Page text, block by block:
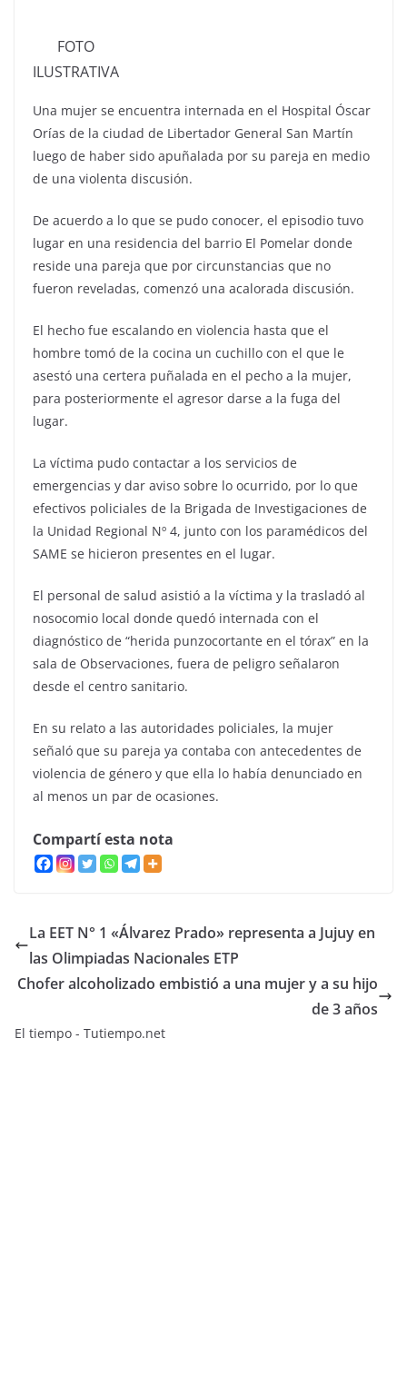
FOTO
ILUSTRATIVA
Una mujer se encuentra internada en el Hospital Óscar
Orías de la ciudad de Libertador General San Martín
luego de haber sido apuñalada por su pareja en medio
de una violenta discusión.
De acuerdo a lo que se pudo conocer, el episodio tuvo
lugar en una residencia del barrio El Pomelar donde
reside una pareja que por circunstancias que no
fueron reveladas, comenzó una acalorada discusión.
El hecho fue escalando en violencia hasta que el
hombre tomó de la cocina un cuchillo con el que le
asestó una certera puñalada en el pecho a la mujer,
para posteriormente el agresor darse a la fuga del
lugar.
La víctima pudo contactar a los servicios de
emergencias y dar aviso sobre lo ocurrido, por lo que
efectivos policiales de la Brigada de Investigaciones de
la Unidad Regional Nº 4, junto con los paramédicos del
SAME se hicieron presentes en el lugar.
El personal de salud asistió a la víctima y la trasladó al
nosocomio local donde quedó internada con el
diagnóstico de “herida punzocortante en el tórax” en la
sala de Observaciones, fuera de peligro señalaron
desde el centro sanitario.
En su relato a las autoridades policiales, la mujer
señaló que su pareja ya contaba con antecedentes de
violencia de género y que ella lo había denunciado en
al menos un par de ocasiones.
Compartí esta nota
La EET N° 1 «Álvarez Prado» representa a Jujuy en
las Olimpiadas Nacionales ETP
Chofer alcoholizado embistió a una mujer y a su hijo
de 3 años
El tiempo - Tutiempo.net